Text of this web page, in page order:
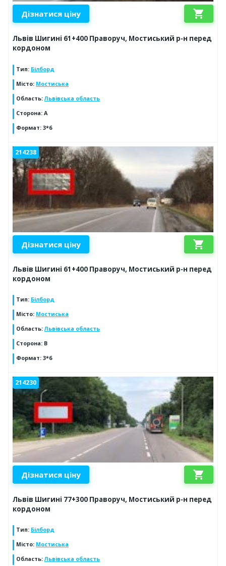
Дізнатися ціну shopping_cart
Львів Шигині 61+400 Праворуч, Мостиський р-н перед
кордоном
Тип: Білборд
Місто: Мостиська
Область:Львівська область
Сторона: А
Формат: 3*6
214238
Дізнатися ціну shopping_cart
Львів Шигині 61+400 Праворуч, Мостиський р-н перед
кордоном
Тип: Білборд
Місто: Мостиська
Область:Львівська область
Сторона: В
Формат: 3*6
214230
Дізнатися ціну shopping_cart
Львів Шигині 77+300 Праворуч, Мостиський р-н перед
кордоном
Тип: Білборд
Місто: Мостиська
Область:Львівська область